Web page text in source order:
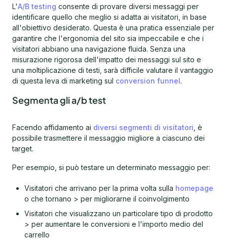
L'A/B testing consente di provare diversi messaggi per
identificare quello che meglio si adatta ai visitatori, in base
all'obiettivo desiderato. Questa è una pratica essenziale per
garantire che l'ergonomia del sito sia impeccabile e che i
visitatori abbiano una navigazione fluida. Senza una
misurazione rigorosa dell'impatto dei messaggi sul sito e
una moltiplicazione di testi, sarà difficile valutare il vantaggio
di questa leva di marketing sul conversion funnel.
Segmenta gli a/b test
Facendo affidamento ai diversi segmenti di visitatori , è
possibile trasmettere il messaggio migliore a ciascuno dei
target.
Per esempio, si può testare un determinato messaggio per:
Visitatori che arrivano per la prima volta sulla homepage
o che tornano > per migliorarne il coinvolgimento
Visitatori che visualizzano un particolare tipo di prodotto
> per aumentare le conversioni e l'importo medio del
carrello